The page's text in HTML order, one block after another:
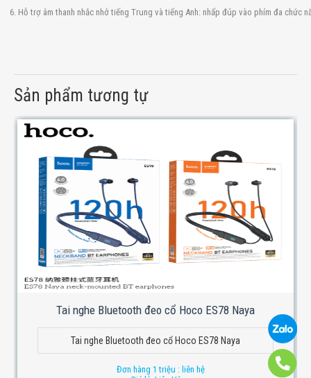
6. Hỗ trợ âm thanh nhắc nhở tiếng Trung và tiếng Anh: nhấp đúp vào phím đa chức
Sản phẩm tương tự
Tai nghe Bluetooth đeo cổ Hoco ES78 Naya
Tai nghe Bluetooth đeo cổ Hoco ES78 Naya
Đơn hàng 1 triệu : liên hệ